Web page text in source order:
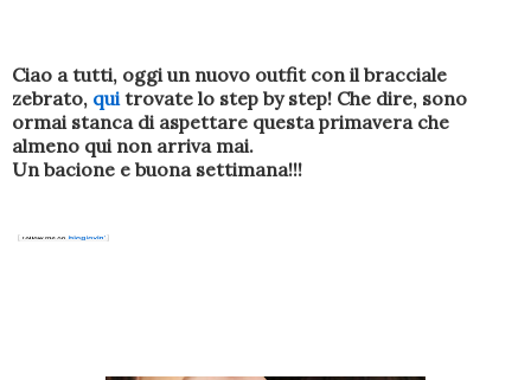
Ciao a tutti, oggi un nuovo outfit con il bracciale
zebrato, qui trovate lo step by step! Che dire, sono
ormai stanca di aspettare questa primavera che
almeno qui non arriva mai.
Un bacione e buona settimana!!!